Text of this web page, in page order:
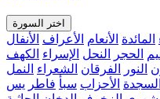
اختر السورة
المائدة الأنعام الأعراف الأنفال
الحجر النحل الإسراء الكهف
النور الفرقان الشعراء النمل
السجدة الأحزاب سبأ فاطر يس